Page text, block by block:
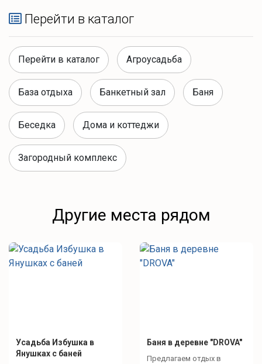
Зоны отдыха
терраса
Банные удобства
Парная
душевая
Столы, стулья
Посуда, столовые приборы, полотенца, шлёпанцы,
Что для развлечений?
Интересное рядом
Перейти в каталог
Перейти в каталог Агроусадьба
База отдыха Банкетный зал Баня
Беседка Дома и коттеджи
Загородный комплекс
Другие места рядом
Усадьба Избушка в
Янушках с баней
Баня в деревне "DROVA"
Предлагаем отдых в